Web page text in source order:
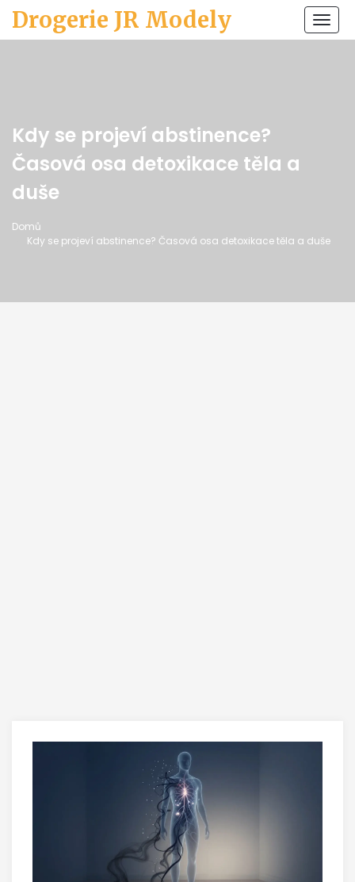
Drogerie JR Modely
Kdy se projeví abstinence?
Časová osa detoxikace těla a
duše
Domů
Kdy se projeví abstinence? Časová osa detoxikace těla a duše